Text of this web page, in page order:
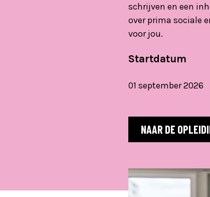
schrijven en een
over prima sociale
voor jou.
Startdatum
01 september 2026
NAAR DE